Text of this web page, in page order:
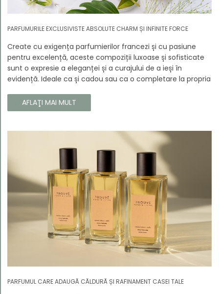
PARFUMURILE EXCLUSIVISTE ABSOLUTE CHARM ȘI INFINITE FORCE
Create cu exigența parfumierilor francezi și cu pasiune
pentru excelență, aceste compoziții luxoase și sofisticate
sunt o expresie a eleganței și a curajului de a ieși în
evidență. Ideale ca și cadou sau ca o completare la propria
să atragă atenția și să emane un caracter unic și puternic.
AFLAŢI MAI MULT
PARFUMUL CARE ADAUGĂ CĂLDURĂ ȘI RAFINAMENT CASEI TALE